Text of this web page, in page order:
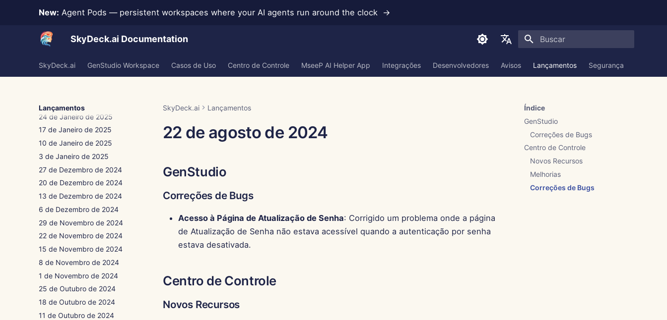
New: Agent Pods — persistent workspaces where your AI agents run around the clock →
SkyDeck.ai Documentation
English
Português
SkyDeck.ai GenStudio Workspace Casos de Uso Centro de Controle MseeP AI Helper App Integrações Desenvolvedores Avisos Lançamentos Segurança
Lançamentos
21 de Março de 2025
7 de Março de 2025
21 de Fevereiro de 2025
14 de Fevereiro de 2025
31 de Janeiro de 2025
24 de Janeiro de 2025
17 de Janeiro de 2025
10 de Janeiro de 2025
3 de Janeiro de 2025
27 de Dezembro de 2024
20 de Dezembro de 2024
13 de Dezembro de 2024
6 de Dezembro de 2024
29 de Novembro de 2024
22 de Novembro de 2024
15 de Novembro de 2024
8 de Novembro de 2024
1 de Novembro de 2024
25 de Outubro de 2024
18 de Outubro de 2024
11 de Outubro de 2024
Índice
GenStudio
Correções de Bugs
Centro de Controle
Novos Recursos
Melhorias
Correções de Bugs
SkyDeck.ai Lançamentos
22 de agosto de 2024
GenStudio
Correções de Bugs
Acesso à Página de Atualização de Senha: Corrigido um problema onde a página
de Atualização de Senha não estava acessível quando a autenticação por senha
estava desativada.
Centro de Controle
Novos Recursos